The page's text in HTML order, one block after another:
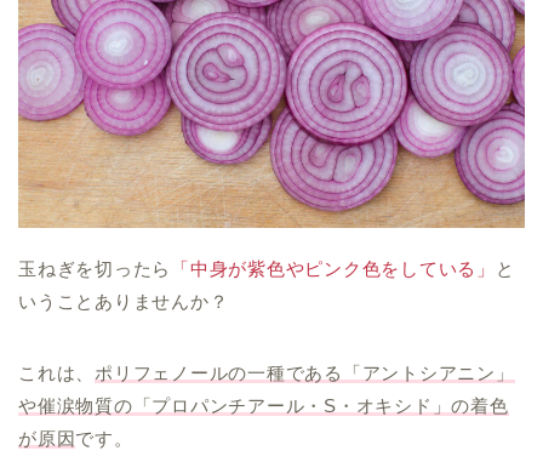
玉ねぎを切ったら 「中身が紫色やピンク色をしている」
と
いうことありませんか？
これは、 ポリフェノールの一種である「アントシアニン」
や催涙物質の「プロパンチアール・S・オキシド」の着色
が原因です。